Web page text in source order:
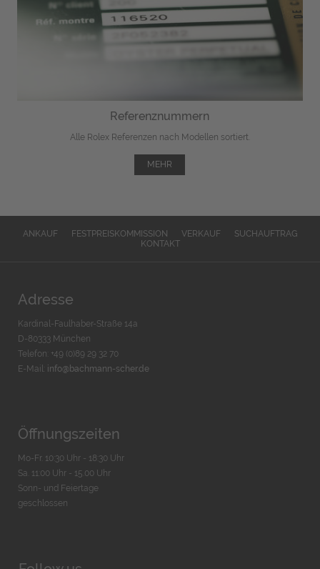
Referenznummern
Alle Rolex Referenzen nach Modellen sortiert.
MEHR
ANKAUF FESTPREISKOMMISSION VERKAUF
SUCHAUFTRAG
KONTAKT
Adresse
Kardinal-Faulhaber-Straße 14a
D-80333 München
Telefon: +49 (0)89 29 32 70
E-Mail: info@bachmann-scher.de
Öffnungszeiten
Mo-Fr. 10:30 Uhr - 18:30 Uhr
Sa. 11:00 Uhr - 15.00 Uhr
Sonn- und Feiertage
geschlossen